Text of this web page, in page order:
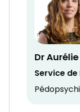
Dr
Service